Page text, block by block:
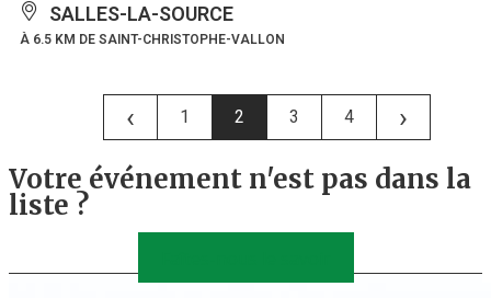
SALLES-LA-SOURCE
À 6.5 KM DE SAINT-CHRISTOPHE-VALLON
‹ 1 2 3 4 ›
Votre événement n'est pas dans la
liste ?